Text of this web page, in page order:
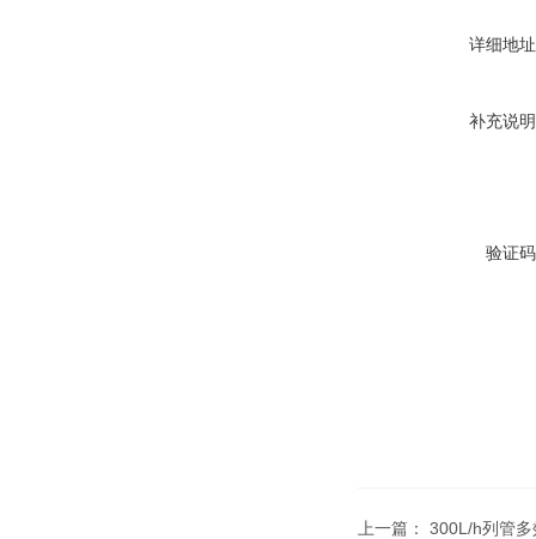
详细地
补充说
验证
上一篇： 300L/h列管